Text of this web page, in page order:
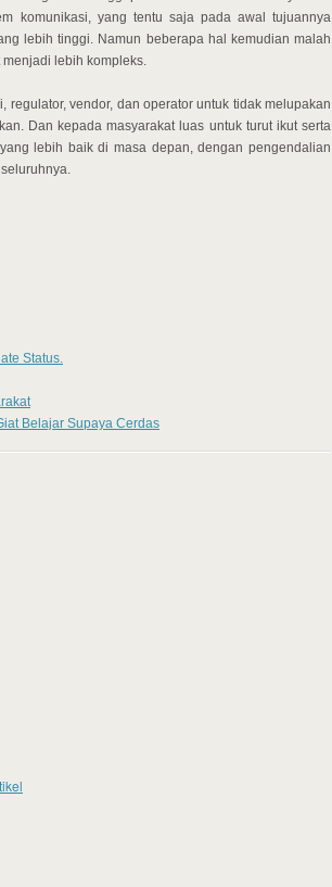
komunikasi, yang tentu saja pada awal tujuannya
lebih tinggi. Namun beberapa hal kemudian malah
lebih kompleks.
vendor, dan operator untuk tidak melupakan
Dan kepada masyarakat luas untuk turut ikut serta
lebih baik di masa depan, dengan pengendalian
Status.
Belajar Supaya Cerdas